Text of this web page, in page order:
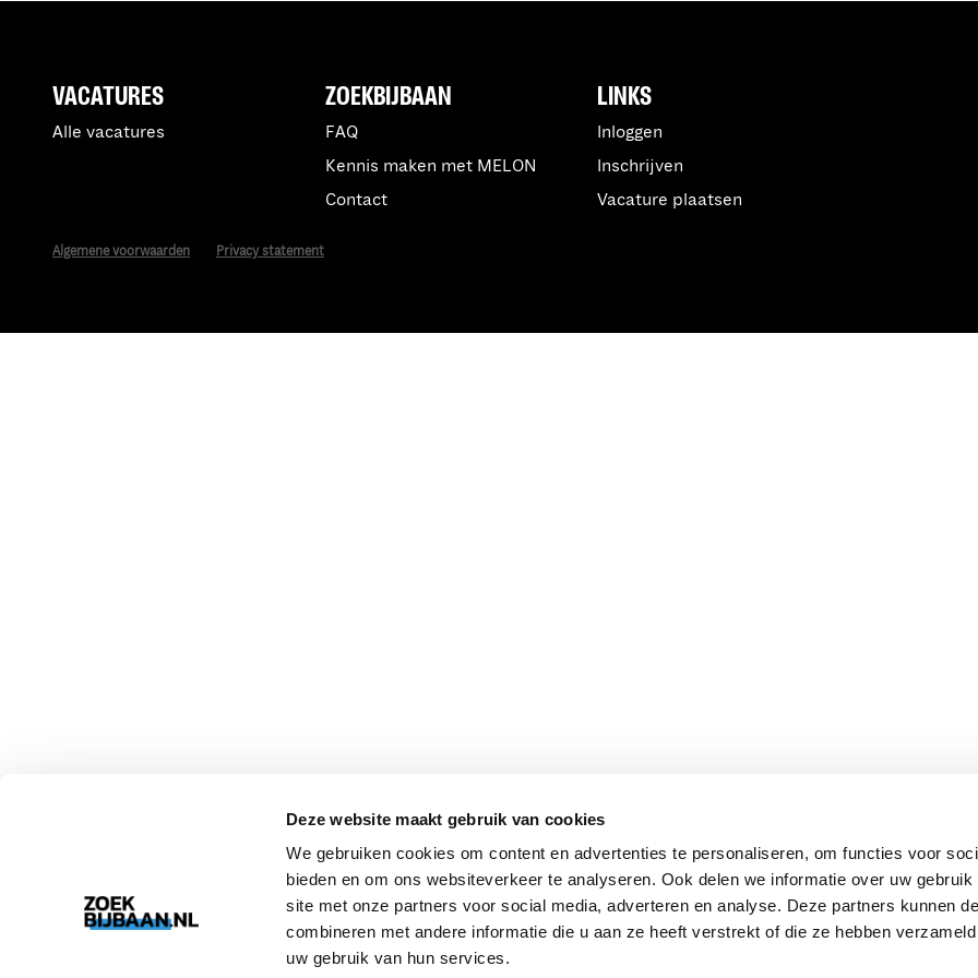
Deze website maakt gebruik van cookies
We gebruiken cookies om content en advertenties te personaliseren, om functies voor
bieden en om ons websiteverkeer te analyseren. Ook delen we informatie over uw gebruik
site met onze partners voor social media, adverteren en analyse. Deze partners kunnen
combineren met andere informatie die u aan ze heeft verstrekt of die ze hebben
uw gebruik van hun services.
LINKS
Inloggen
Inschrijven
Vacature plaatsen
ZOEKBIJBAAN
FAQ
Kennis maken met MELON
Contact
VACATURES
Alle vacatures
Algemene voorwaarden Privacy statement